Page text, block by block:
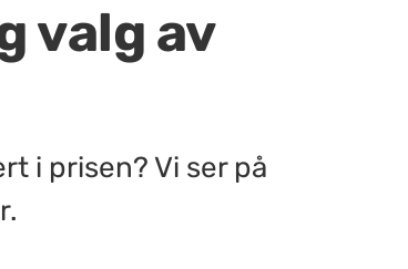
valg av
i prisen? Vi ser på